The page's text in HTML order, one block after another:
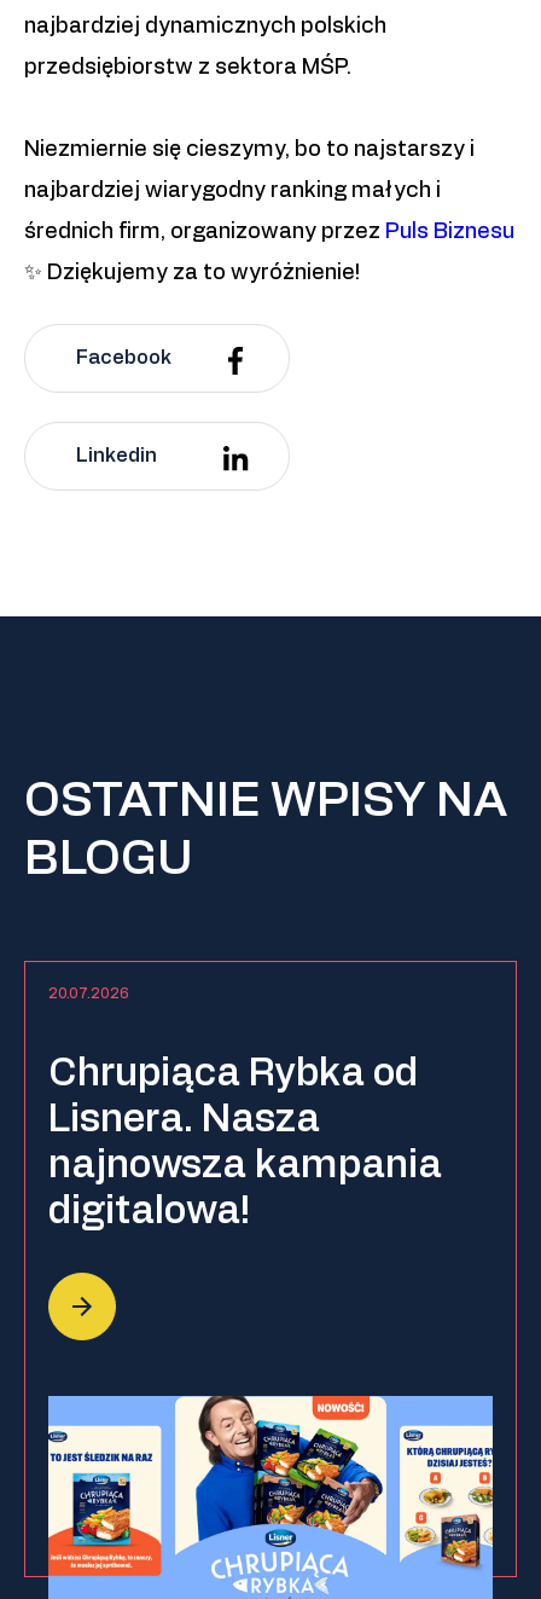
najbardziej dynamicznych polskich
przedsiębiorstw z sektora MŚP.
Niezmiernie się cieszymy, bo to najstarszy i
najbardziej wiarygodny ranking małych i
średnich firm, organizowany przez Puls Biznesu
✨ Dziękujemy za to wyróżnienie!
Facebook
Linkedin
OSTATNIE WPISY NA
BLOGU
20.07.2026
Chrupiąca Rybka od
Lisnera. Nasza
najnowsza kampania
digitalowa!